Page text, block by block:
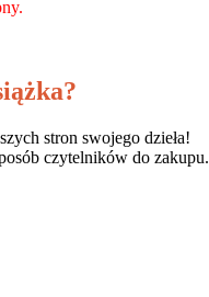
stron swojego dzieła!
czytelników do zakupu.